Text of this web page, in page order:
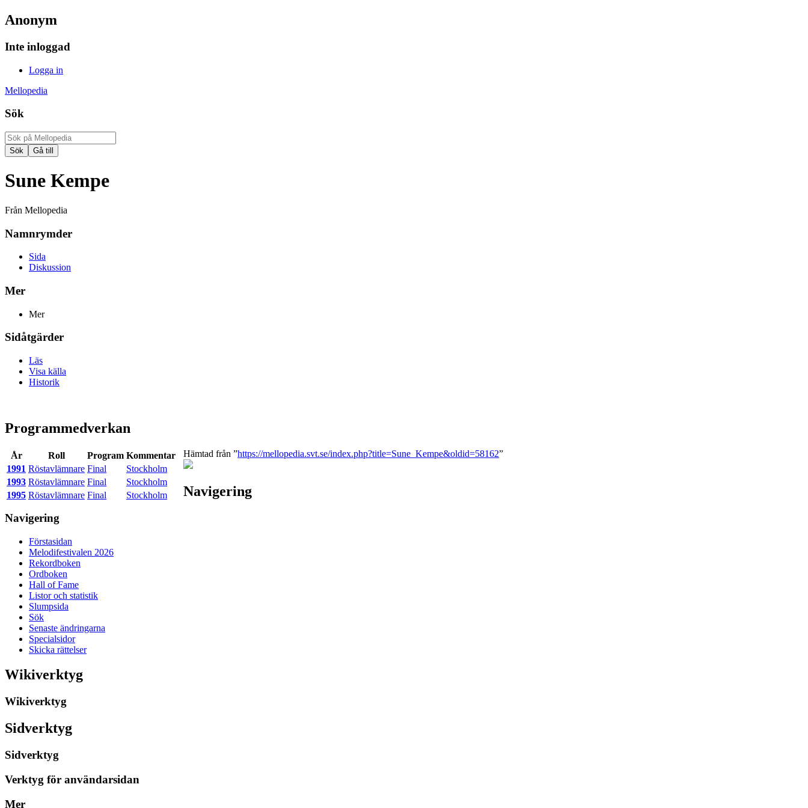
Anonym
Inte inloggad
Logga in
Mellopedia
Sök
Sune Kempe
Från Mellopedia
Namnrymder
Sida
Diskussion
Mer
Mer
Sidåtgärder
Läs
Visa källa
Historik
Programmedverkan
År Roll Program Kommentar
1991 Röstavlämnare Final
Stockholm
1993 Röstavlämnare Final
Stockholm
1995 Röstavlämnare Final Stockholm
Hämtad från ”https://mellopedia.svt.se/index.php?title=Sune_Kempe&oldid=58162”
Navigering
Navigering
Förstasidan
Melodifestivalen 2026
Rekordboken
Ordboken
Hall of Fame
Listor och statistik
Slumpsida
Sök
Senaste ändringarna
Specialsidor
Skicka rättelser
Wikiverktyg
Wikiverktyg
Sidverktyg
Sidverktyg
Verktyg för användarsidan
Mer